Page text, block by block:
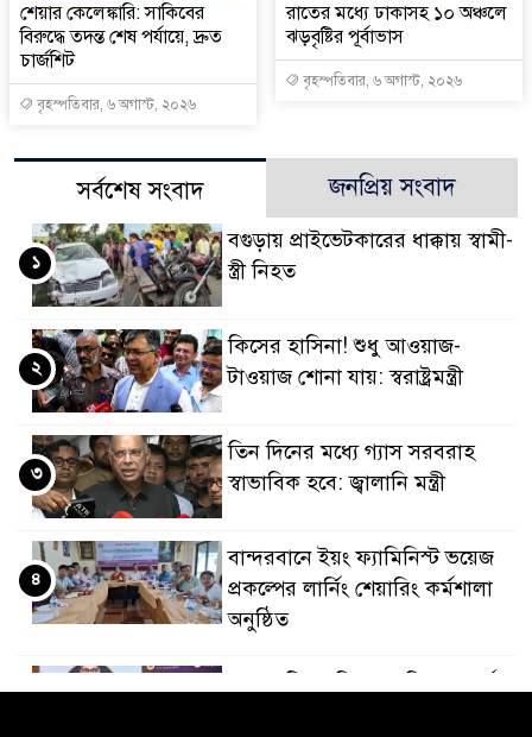
শেয়ার কেলেঙ্কারি: সাকিবের
বিরুদ্ধে তদন্ত শেষ পর্যায়ে, দ্রুত
চার্জশিট
বৃহস্পতিবার, ৬ অগাস্ট, ২০২৬
রাতের মধ্যে ঢাকাসহ ১০ অঞ্চলে
ঝড়বৃষ্টির পূর্বাভাস
বৃহস্পতিবার, ৬ অগাস্ট, ২০২৬
সর্বশেষ সংবাদ জনপ্রিয় সংবাদ
বগুড়ায় প্রাইভেটকারের ধাক্কায় স্বামী-
স্ত্রী নিহত
১
কিসের হাসিনা! শুধু আওয়াজ-
টাওয়াজ শোনা যায়: স্বরাষ্ট্রমন্ত্রী
২
তিন দিনের মধ্যে গ্যাস সরবরাহ
স্বাভাবিক হবে: জ্বালানি মন্ত্রী
৩
বান্দরবানে ইয়ং ফ্যামিনিস্ট ভয়েজ
প্রকল্পের লার্নিং শেয়ারিং কর্মশালা
অনুষ্ঠিত
৪